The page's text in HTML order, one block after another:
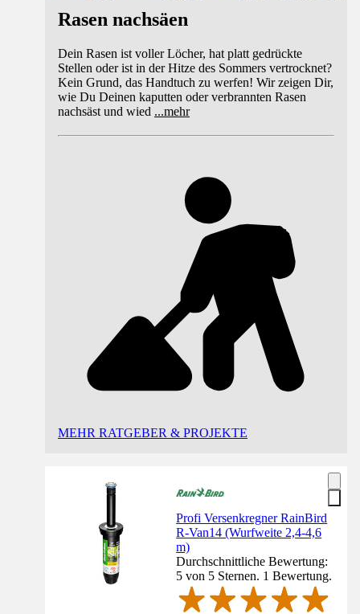
Rasen nachsäen
Dein Rasen ist voller Löcher, hat platt gedrückte
Stellen oder ist in der Hitze des Sommers vertrocknet?
Kein Grund, das Handtuch zu werfen! Wir zeigen Dir,
wie Du Deinen kaputten oder verbrannten Rasen
nachsäst und wied ...mehr
MEHR RATGEBER & PROJEKTE
Profi Versenkregner RainBird
R-Van14 (Wurfweite 2,4-4,6
m)
Durchschnittliche Bewertung:
5 von 5 Sternen. 1 Bewertung.